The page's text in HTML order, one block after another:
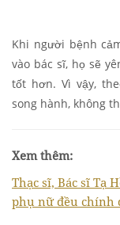
Khi người bệnh
vào bác sĩ, họ sẽ
tốt hơn. Vì vậy,
song hành, không
Xem thêm:
Thạc sĩ, Bác sĩ Tạ
phụ nữ đều chính